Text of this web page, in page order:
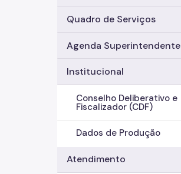
Quadro de Serviços
Agenda Superintendente
Institucional
Conselho Deliberativo e
Fiscalizador (CDF)
Dados de Produção
Atendimento